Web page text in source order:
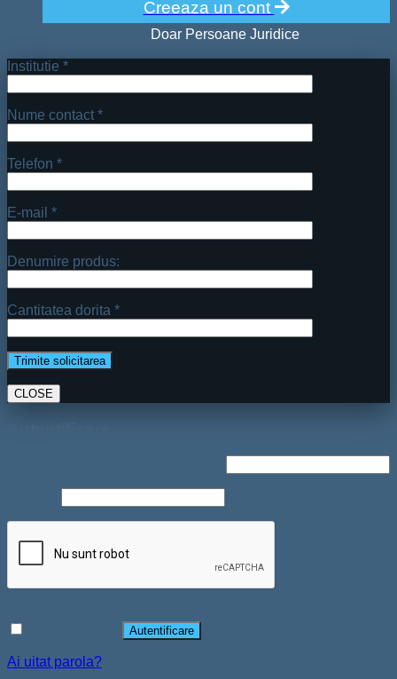
Creeaza un cont
Doar Persoane Juridice
Institutie *
Nume contact *
Telefon *
E-mail *
Denumire produs:
Cantitatea dorita *
CLOSE
Autentificare
Ai uitat parola?